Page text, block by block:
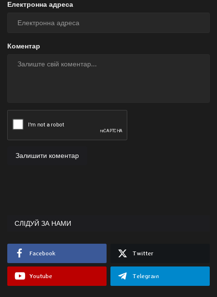
Електронна адреса
Коментар
Залишити коментар
СЛІДУЙ ЗА НАМИ
Facebook Twitter
Youtube Telegram